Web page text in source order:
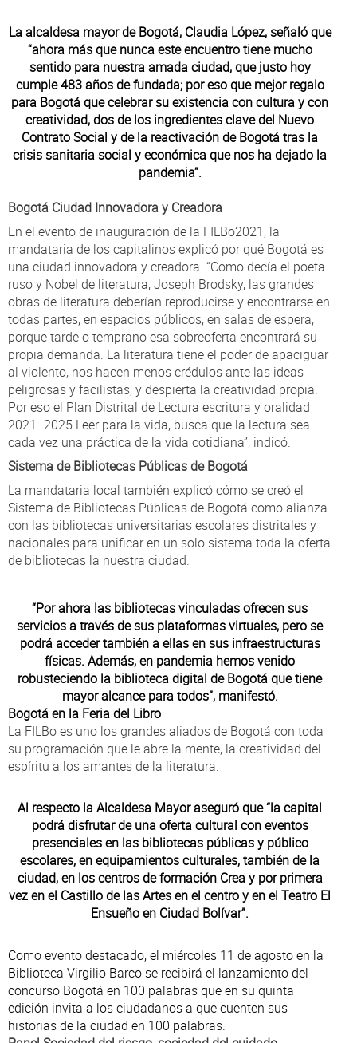
La alcaldesa mayor de Bogotá, Claudia López, señaló que
“ahora más que nunca este encuentro tiene mucho
sentido para nuestra amada ciudad, que justo hoy
cumple 483 años de fundada; por eso que mejor regalo
para Bogotá que celebrar su existencia con cultura y con
creatividad, dos de los ingredientes clave del Nuevo
Contrato Social y de la reactivación de Bogotá tras la
crisis sanitaria social y económica que nos ha dejado la
pandemia”.
Bogotá Ciudad Innovadora y Creadora
En el evento de inauguración de la FILBo2021, la
mandataria de los capitalinos explicó por qué Bogotá es
una ciudad innovadora y creadora. “Como decía el poeta
ruso y Nobel de literatura, Joseph Brodsky, las grandes
obras de literatura deberían reproducirse y encontrarse en
todas partes, en espacios públicos, en salas de espera,
porque tarde o temprano esa sobreoferta encontrará su
propia demanda. La literatura tiene el poder de apaciguar
al violento, nos hacen menos crédulos ante las ideas
peligrosas y facilistas, y despierta la creatividad propia.
Por eso el Plan Distrital de Lectura escritura y oralidad
2021- 2025 Leer para la vida, busca que la lectura sea
cada vez una práctica de la vida cotidiana”, indicó.
Sistema de Bibliotecas Públicas de Bogotá
La mandataria local también explicó cómo se creó el
Sistema de Bibliotecas Públicas de Bogotá como alianza
con las bibliotecas universitarias escolares distritales y
nacionales para unificar en un solo sistema toda la oferta
de bibliotecas la nuestra ciudad.
“Por ahora las bibliotecas vinculadas ofrecen sus
servicios a través de sus plataformas virtuales, pero se
podrá acceder también a ellas en sus infraestructuras
físicas. Además, en pandemia hemos venido
robusteciendo la biblioteca digital de Bogotá que tiene
mayor alcance para todos”, manifestó.
Bogotá en la Feria del Libro
La FILBo es uno los grandes aliados de Bogotá con toda
su programación que le abre la mente, la creatividad del
espíritu a los amantes de la literatura.
Al respecto la Alcaldesa Mayor aseguró que “la capital
podrá disfrutar de una oferta cultural con eventos
presenciales en las bibliotecas públicas y público
escolares, en equipamientos culturales, también de la
ciudad, en los centros de formación Crea y por primera
vez en el Castillo de las Artes en el centro y en el Teatro El
Ensueño en Ciudad Bolívar”.
Como evento destacado, el miércoles 11 de agosto en la
Biblioteca Virgilio Barco se recibirá el lanzamiento del
concurso Bogotá en 100 palabras que en su quinta
edición invita a los ciudadanos a que cuenten sus
historias de la ciudad en 100 palabras.